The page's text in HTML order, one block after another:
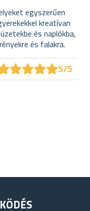
egyszerűen
kreatívan
és naplókba,
és falakra.
★★★★
★★★★5/5